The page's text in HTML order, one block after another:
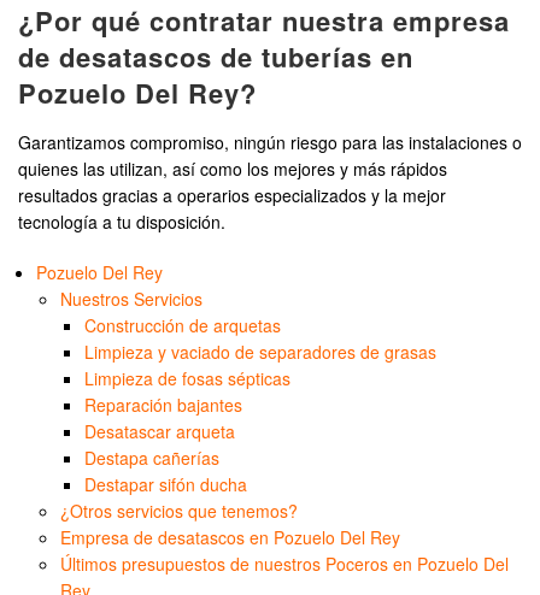
¿Por qué contratar nuestra empresa
de desatascos de tuberías en
Pozuelo Del Rey?
Garantizamos compromiso, ningún riesgo para las instalaciones o
quienes las utilizan, así como los mejores y más rápidos
resultados gracias a operarios especializados y la mejor
tecnología a tu disposición.
Pozuelo Del Rey
Nuestros Servicios
Construcción de arquetas
Limpieza y vaciado de separadores de grasas
Limpieza de fosas sépticas
Reparación bajantes
Desatascar arqueta
Destapa cañerías
Destapar sifón ducha
¿Otros servicios que tenemos?
Empresa de desatascos en Pozuelo Del Rey
Últimos presupuestos de nuestros Poceros en Pozuelo Del